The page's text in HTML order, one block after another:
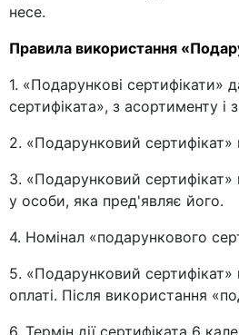
несе.
Правила використання
1. «Подарункові сертифікати»
сертифіката», з асортименту
2. «Подарунковий
3. «Подарунковий сертифікат»
у особи, яка пред'являє його.
4. Номінал «подарункового
5. «Подарунковий
оплаті. Після використання
6. Термін дії сертифіката 6